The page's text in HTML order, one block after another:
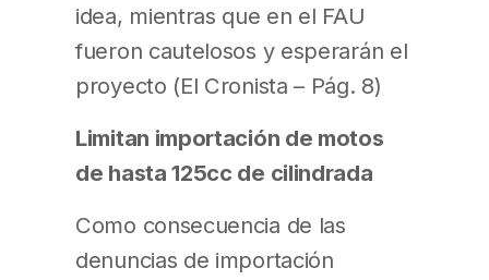
idea, mientras que en el FAU
fueron cautelosos y esperarán el
proyecto (El Cronista – Pág. 8)
Limitan importación de motos
de hasta 125cc de cilindrada
Como consecuencia de las
denuncias de importación